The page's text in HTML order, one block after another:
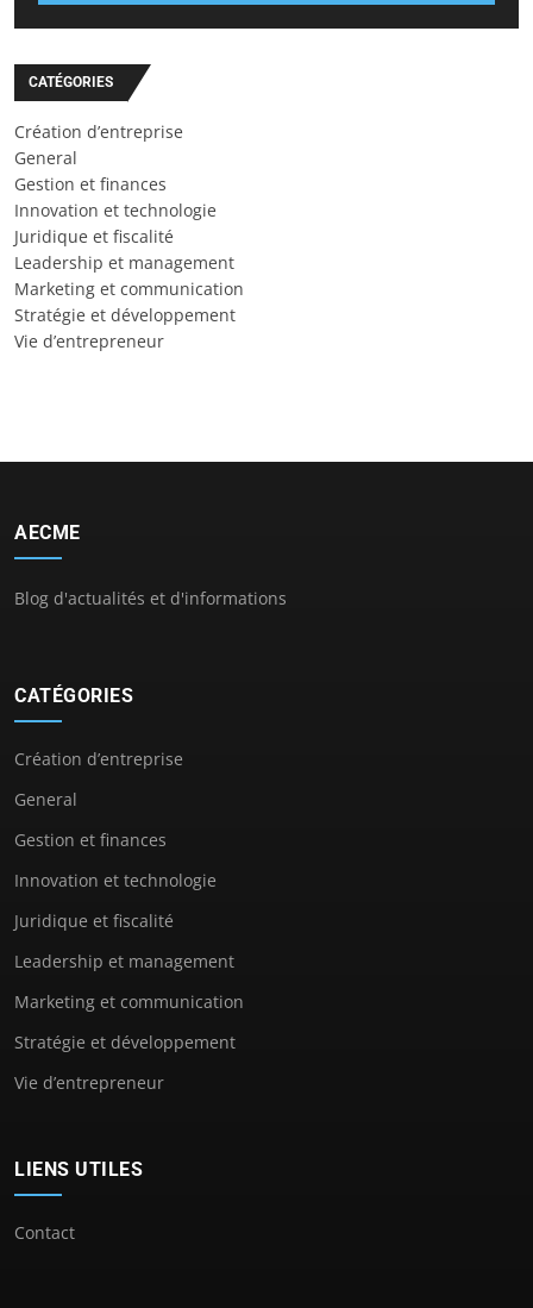
CATÉGORIES
Création d’entreprise
General
Gestion et finances
Innovation et technologie
Juridique et fiscalité
Leadership et management
Marketing et communication
Stratégie et développement
Vie d’entrepreneur
AECME
Blog d'actualités et d'informations
CATÉGORIES
Création d’entreprise
General
Gestion et finances
Innovation et technologie
Juridique et fiscalité
Leadership et management
Marketing et communication
Stratégie et développement
Vie d’entrepreneur
LIENS UTILES
Contact